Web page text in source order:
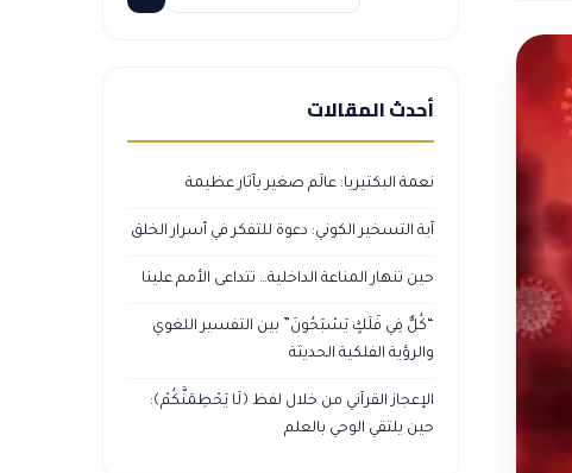
أحدث المقالات
نعمة البكتيريا: عالَم صغير بآثار عظيمة
آية التسخير الكوني: دعوة للتفكر في أسرار الخلق
حين تنهار المناعة الداخلية… تتداعى الأمم علينا
“كُلٌّ فِي فَلَكٍ يَسْبَحُونَ” بين التفسير اللغوي
والرؤية الفلكية الحديثة
الإعجاز القرآني من خلال لفظ ﴿لَا يَحْطِمَنَّكُمْ﴾:
حين يلتقي الوحي بالعلم